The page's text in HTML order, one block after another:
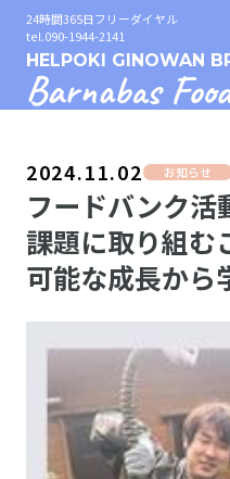
24時間365日フリーダイヤル
tel.090-1944-2141
HELPOKI GINOWAN
Barnabas
2024.11.02 お知らせ
フードバンク活
課題に取り組む
可能な成長から